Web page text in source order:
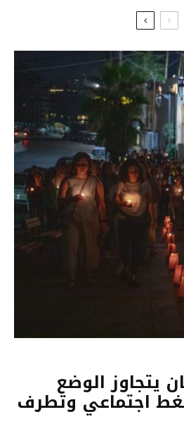
يتجاوز الوضع
اجتماعي وتطرف